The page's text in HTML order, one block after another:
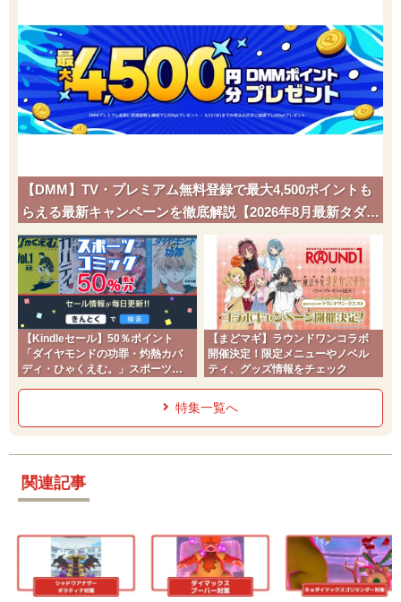
【DMM】TV・プレミアム無料登録で最大4,500ポイントも
らえる最新キャンペーンを徹底解説【2026年8月最新タダポ
チ】
【Kindleセール】50％ポイント
「ダイヤモンドの功罪・灼熱カバ
ディ・ひゃくえむ。」スポーツコ
【まどマギ】ラウンドワンコラボ
開催決定！限定メニューやノベル
ティ、グッズ情報をチェック
特集一覧へ
関連記事